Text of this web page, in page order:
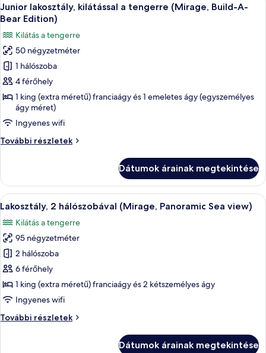
részletei
következő
összes
képének
megtekintése:
Junior
lakosztály,
kilátással
a
tengerre
A-
Bear
Edition)
7
Junior lakosztály, kilátással a tengerre (Mirage, Build-A-
Bear Edition)
Kilátás a tengerre
50 négyzetméter
1 hálószoba
4 férőhely
1 king (extra méretű) franciaágy és 1 emeletes ágy (egyszemélyes
ágy méret)
Ingyenes wifi
További részletek
Junior
tengerre
(Mirage,
Build-
Bear
Edition)
további
részletei
Dátumok árainak megtekintése
A
következő
szoba
összes
képének
megtekintése:
Lakosztály,
2
hálószobával
(Mirage,
Egy szállodai szoba, amelyben nagy
7
Lakosztály, 2 hálószobával (Mirage, Panoramic Sea view)
Kilátás a tengerre
95 négyzetméter
2 hálószoba
6 férőhely
1 king (extra méretű) franciaágy és 2 kétszemélyes ágy
Ingyenes wifi
További részletek
Lakosztály,
Dátumok árainak megtekintése